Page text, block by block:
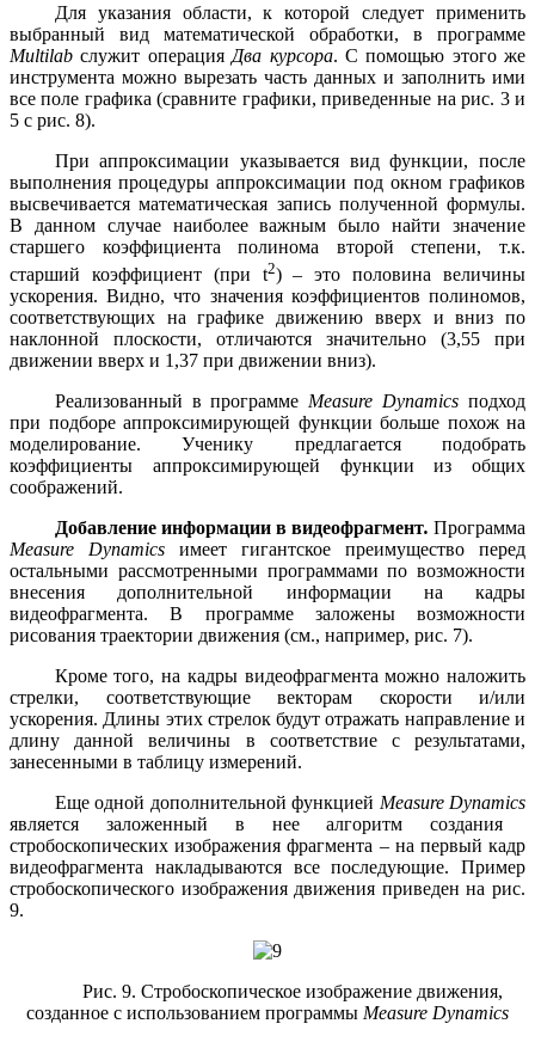
Для указания области, к которой следует применить
выбранный вид математической обработки, в программе
Multilab служит операция Два курсора. С помощью этого же
инструмента можно вырезать часть данных и заполнить ими
все поле графика (сравните графики, приведенные на рис. 3 и
5 с рис. 8).
При аппроксимации указывается вид функции, после
выполнения процедуры аппроксимации под окном графиков
высвечивается математическая запись полученной формулы.
В данном случае наиболее важным было найти значение
старшего коэффициента полинома второй степени, т.к.
старший коэффициент (при t2) – это половина величины
ускорения. Видно, что значения коэффициентов полиномов,
соответствующих на графике движению вверх и вниз по
наклонной плоскости, отличаются значительно (3,55 при
движении вверх и 1,37 при движении вниз).
Реализованный в программе Measure Dynamics подход
при подборе аппроксимирующей функции больше похож на
моделирование. Ученику предлагается подобрать
коэффициенты аппроксимирующей функции из общих
соображений.
Добавление информации в видеофрагмент. Программа
Measure
Dynamics имеет гигантское преимущество перед
остальными рассмотренными программами по возможности
внесения дополнительной информации на кадры
видеофрагмента. В программе заложены возможности
рисования траектории движения (см., например, рис. 7).
Кроме того, на кадры видеофрагмента можно наложить
стрелки, соответствующие векторам скорости и/или
ускорения. Длины этих стрелок будут отражать направление и
длину данной величины в соответствие с результатами,
занесенными в таблицу измерений.
Еще одной дополнительной функцией Measure Dynamics
является заложенный в нее алгоритм создания
стробоскопических изображения фрагмента – на первый кадр
видеофрагмента накладываются все последующие. Пример
стробоскопического изображения движения приведен на рис.
9.
Рис. 9. Стробоскопическое изображение движения,
созданное с использованием программы Measure Dynamics